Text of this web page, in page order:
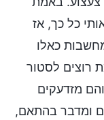
כל כך, אז
כאלו
רוצים לסטור
מזדעקים
ומדבר בהתאם,